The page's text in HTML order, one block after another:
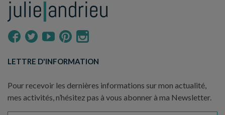
LETTRE D'INFORMATION
Pour recevoir les dernières informations sur mon actualité,
mes activités, n’hésitez pas à vous abonner à ma Newsletter.